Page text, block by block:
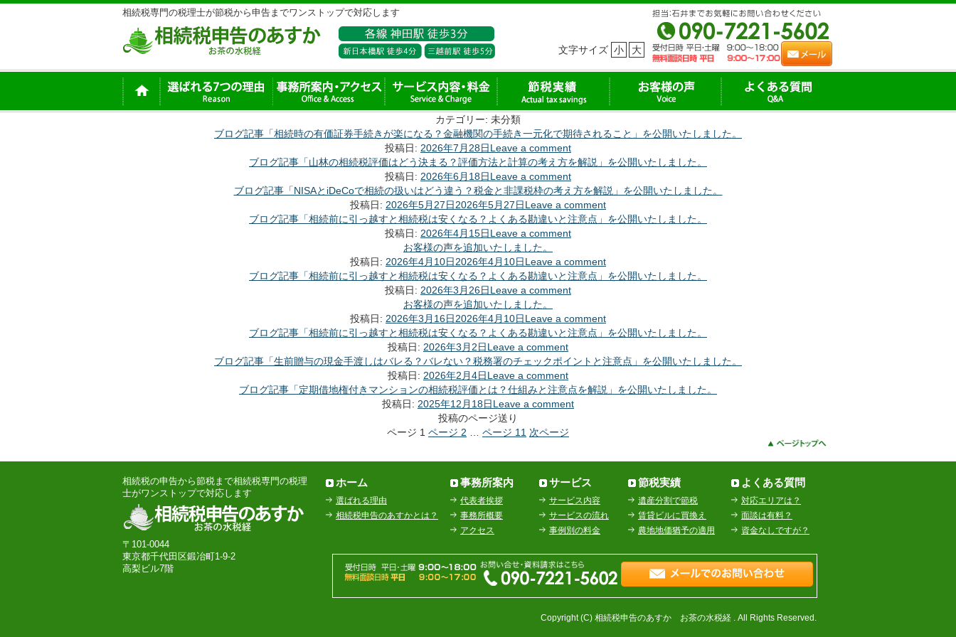
相続税専門の税理士が節税から申告までワンストップで対応します
文字サイズ 小 大
カテゴリー: 未分類
ブログ記事「相続時の有価証券手続きが楽になる？金融機関の手続き一元化で期待されること」を公開いたしました。
投稿日: 2026年7月28日Leave a comment
ブログ記事「山林の相続税評価はどう決まる？評価方法と計算の考え方を解説」を公開いたしました。
投稿日: 2026年6月18日Leave a comment
ブログ記事「NISAとiDeCoで相続の扱いはどう違う？税金と非課税枠の考え方を解説」を公開いたしました。
投稿日: 2026年5月27日2026年5月27日Leave a comment
ブログ記事「相続前に引っ越すと相続税は安くなる？よくある勘違いと注意点」を公開いたしました。
投稿日: 2026年4月15日Leave a comment
お客様の声を追加いたしました。
投稿日: 2026年4月10日2026年4月10日Leave a comment
ブログ記事「相続前に引っ越すと相続税は安くなる？よくある勘違いと注意点」を公開いたしました。
投稿日: 2026年3月26日Leave a comment
お客様の声を追加いたしました。
投稿日: 2026年3月16日2026年4月10日Leave a comment
ブログ記事「相続前に引っ越すと相続税は安くなる？よくある勘違いと注意点」を公開いたしました。
投稿日: 2026年3月2日Leave a comment
ブログ記事「生前贈与の現金手渡しはバレる？バレない？税務署のチェックポイントと注意点」を公開いたしました。
投稿日: 2026年2月4日Leave a comment
ブログ記事「定期借地権付きマンションの相続税評価とは？仕組みと注意点を解説」を公開いたしました。
投稿日: 2025年12月18日Leave a comment
投稿のページ送り
ページ 1 ページ 2 ページ 11 次ページ
相続税の申告から節税まで相続税専門の税理
士がワンストップで対応します
〒101-0044
東京都千代田区鍛冶町1-9-2
高梨ビル7階
ホーム
選ばれる理由
相続税申告のあすかとは？
事務所案内
代表者挨拶
事務所概要
アクセス
サービス
サービス内容
サービスの流れ
事例別の料金
節税実績
遺産分割で節税
賃貸ビルに買換え
農地地価猶予の適用
よくある質問
対応エリアは？
面談は有料？
資金なしですが？
Copyright (C) 相続税申告のあすか お茶の水税経 . All Rights Reserved.